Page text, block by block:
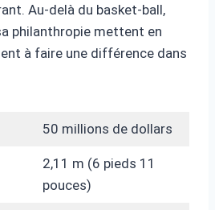
Au-delà du basket-ball,
philanthropie mettent en
à faire une différence dans
50 millions de dollars
2,11 m (6 pieds 11
pouces)